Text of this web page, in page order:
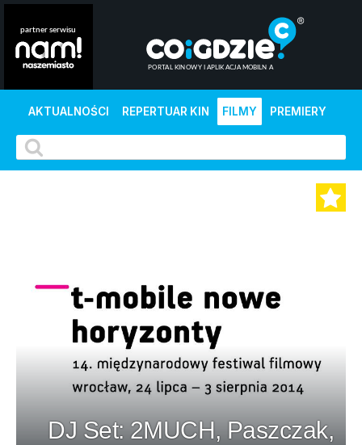
AKTUALNOŚCI REPERTUAR KIN FILMY PREMIERY
DJ Set: 2MUCH, Paszczak,